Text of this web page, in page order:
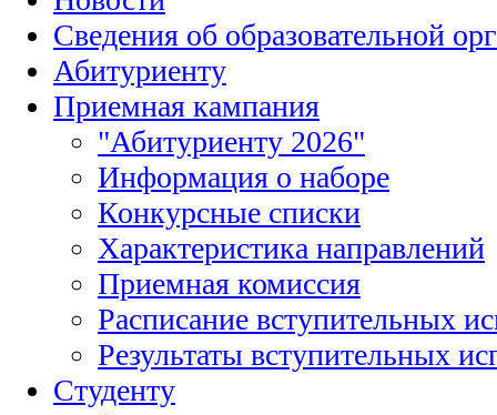
Сведения об образовательной
Абитуриенту
Приемная кампания
"Абитуриенту 2026"
Информация о наборе
Конкурсные списки
Характеристика направлений
Приемная комиссия
Расписание вступительных
Результаты вступительных
Студенту